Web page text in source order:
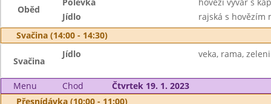
Oběd
Jídlo
rajská s hovězím
Svačina (14:00 - 14:30)
Svačina
Jídlo veka, rama,
Menu Chod
Čtvrtek 19. 1. 2023
Přesnídávka (10:00 - 11:00)